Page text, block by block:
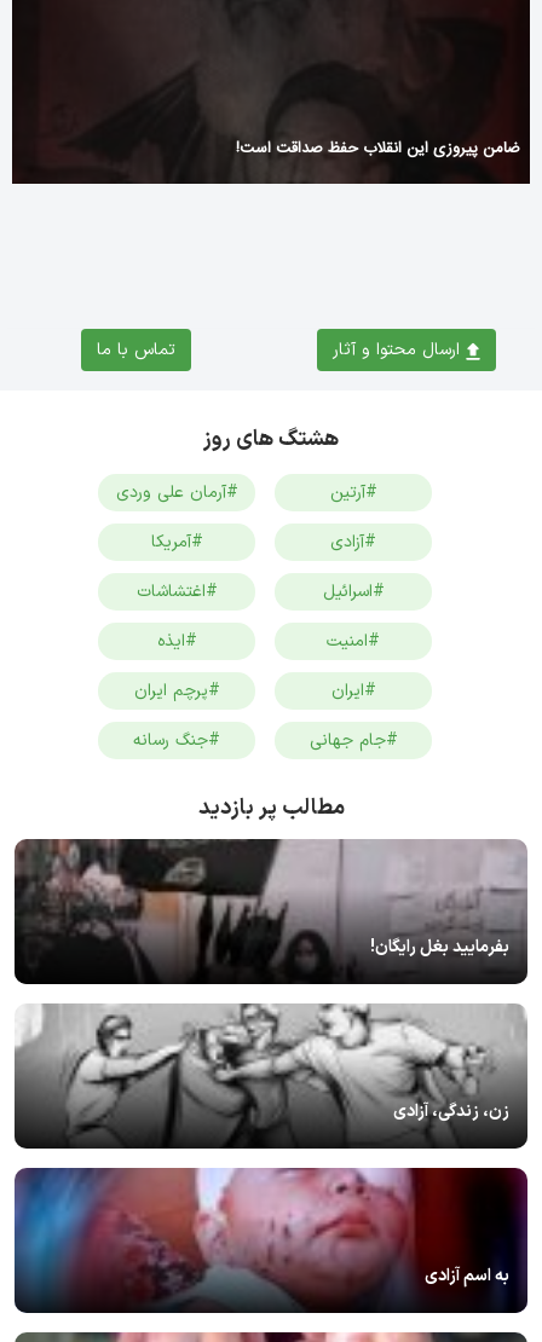
ضامن پیروزی این انقلاب حفظ صداقت است!
ارسال محتوا و آثار تماس با ما
هشتگ های روز
#آرتین
#آرمان علی وردی
#آزادی
#آمریکا
#اسرائیل
#اغتشاشات
#امنیت
#ایذه
#ایران
#پرچم ایران
#جام جهانی
#جنگ رسانه
مطالب پر بازدید
بفرمایید بغل رایگان!
زن، زندگی، آزادی
به اسم آزادی